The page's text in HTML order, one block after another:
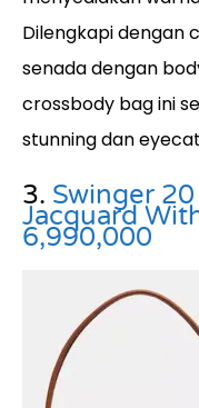
Dilengkapi dengan
senada dengan
crossbody bag ini
stunning dan
3. Swinger
Jacquard
6,990,000